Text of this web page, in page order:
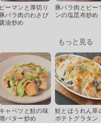
ピーマンと厚切り
豚バラ肉のわさび
油炒め
豚バラ肉とピー
ンの塩昆布炒め
もっと見る
キャベツと鮭の味
バター炒め
鮭とほうれん草
ポテトグラタン